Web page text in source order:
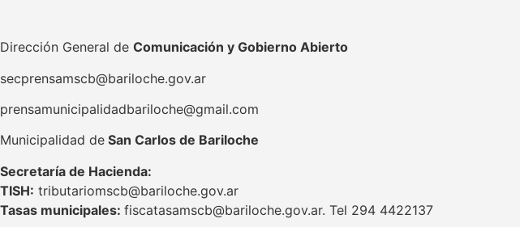
Dirección General de Comunicación y Gobierno Abierto
secprensamscb@bariloche.gov.ar
prensamunicipalidadbariloche@gmail.com
Municipalidad de San Carlos de Bariloche
Secretaría de Hacienda:
TISH: tributariomscb@bariloche.gov.ar
Tasas municipales: fiscatasamscb@bariloche.gov.ar. Tel 294 4422137